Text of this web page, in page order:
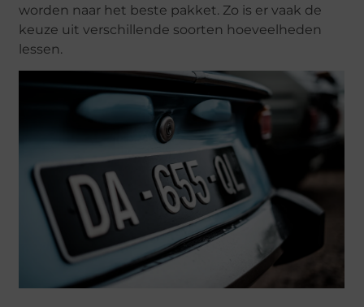
worden naar het beste pakket. Zo is er vaak de
keuze uit verschillende soorten hoeveelheden
lessen.